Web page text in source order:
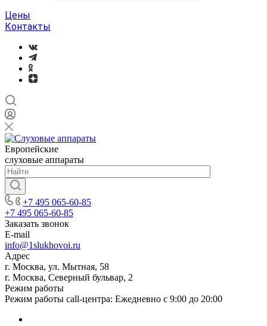
Цены
Контакты
Европейские
слуховые аппараты
+7 495 065-60-85
+7 495 065-60-85
Заказать звонок
E-mail
info@1slukhovoi.ru
Адрес
г. Москва, ул. Мытная, 58
г. Москва, Северный бульвар, 2
Режим работы
Режим работы call-центра: Ежедневно с 9:00 до 20:00